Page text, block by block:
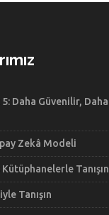
Daha Güvenilir, Daha
Zekâ Modeli
Tanışın
Tanışın